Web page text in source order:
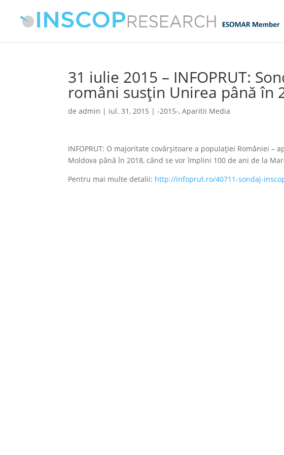
31 iulie 2015 – INFOPRUT:
români susțin Unirea până în
deadmin | iul. 31, 2015 |-2015-,Aparitii Media
INFOPRUT: O majoritate covârşitoare a populaţiei României –
Moldova până în 2018, când se vor împlini 100 de ani de la
Pentru mai multe detalii: http://infoprut.ro/40711-sondaj-